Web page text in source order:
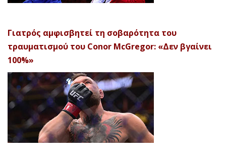
Γιατρός αμφισβητεί τη σοβαρότητα του
τραυματισμού του Conor McGregor: «Δεν βγαίνει
100%»